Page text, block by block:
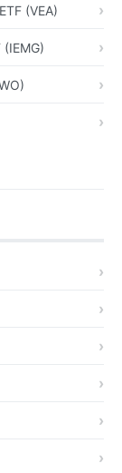
(VEA)